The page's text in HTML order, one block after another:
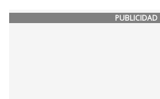
PUBLICIDAD